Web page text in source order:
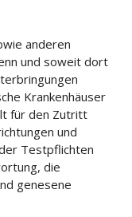
anderen
und soweit dort
Krankenhäuser
für den Zutritt
und
Testpflichten
die
genesene